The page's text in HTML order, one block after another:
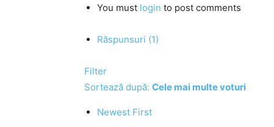
You must login to post comments
Răspunsuri (1)
Filter
Sortează după: Cele mai multe voturi
Newest First